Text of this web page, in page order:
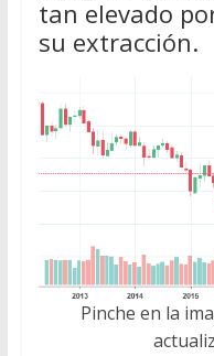
tan elevado
su extracción.
Pinche en la